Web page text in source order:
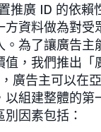
推廣 ID 的依賴
方資料做為對受
。為了讓廣告主
值，我們推出「
廣告主可以在
組建整體的第
因素包括：